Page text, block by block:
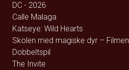
DC - 2026
Calle Malaga
Katseye: Wild Hearts
Skolen med magiske dyr – Filmen
Dobbeltspil
The Invite